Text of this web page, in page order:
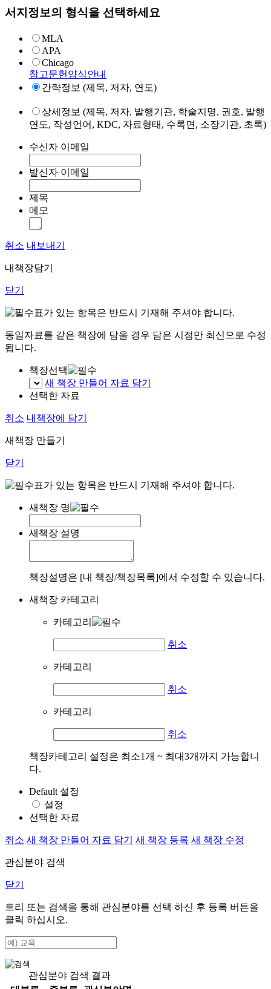
서지정보의 형식을 선택하세요
MLA
APA
Chicago
참고문헌양식안내
간략정보 (제목, 저자, 연도)
상세정보 (제목, 저자, 발행기관, 학술지명, 권호, 발행
연도, 작성언어, KDC, 자료형태, 수록면, 소장기관, 초록)
수신자 이메일
발신자 이메일
제목
메모
취소 내보내기
내책장담기
닫기
표가 있는 항목은 반드시 기재해 주셔야 합니다.
동일자료를 같은 책장에 담을 경우 담은 시점만 최신으로 수정
됩니다.
책장선택
새 책장 만들어 자료 담기
선택한 자료
취소 내책장에 담기
새책장 만들기
닫기
표가 있는 항목은 반드시 기재해 주셔야 합니다.
새책장 명
새책장 설명
책장설명은 [내 책장/책장목록]에서 수정할 수 있습니다.
새책장 카테고리
카테고리
취소
카테고리
취소
카테고리
취소
책장카테고리 설정은 최소1개 ~ 최대3개까지 가능합니
다.
Default 설정
설정
선택한 자료
취소 새 책장 만들어 자료 담기 새 책장 등록 새 책장 수정
관심분야 검색
닫기
트리 또는 검색을 통해 관심분야를 선택 하신 후 등록 버튼을
클릭 하십시오.
관심분야 검색 결과